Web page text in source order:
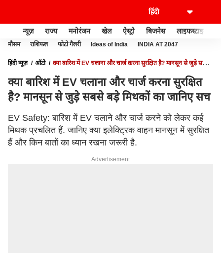
न्यूज़ राज्य मनोरंजन खेल ऐस्ट्रो बिजनेस लाइफस्टाइल
मौसम राशिफल फोटो गैलरी Ideas of India INDIA AT 2047
हिंदी न्यूज़ ऑटो
क्या बारिश में EV चलाना और चार्ज करना सुरक्षित है? मानसून से जुड़े सबसे
क्या बारिश में EV चलाना और चार्ज करना सुरक्षित
है? मानसून से जुड़े सबसे बड़े मिथकों का जानिए सच
EV Safety: बारिश में EV चलाने और चार्ज करने को लेकर कई
मिथक प्रचलित हैं. जानिए क्या इलेक्ट्रिक वाहन मानसून में सुरक्षित
हैं और किन बातों का ध्यान रखना जरूरी है.
Advertisement